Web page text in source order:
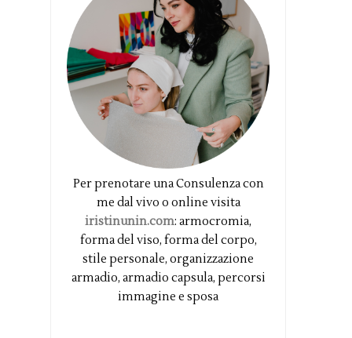
Per prenotare una Consulenza con
me dal vivo o online visita
iristinunin.com: armocromia,
forma del viso, forma del corpo,
stile personale, organizzazione
armadio, armadio capsula, percorsi
immagine e sposa